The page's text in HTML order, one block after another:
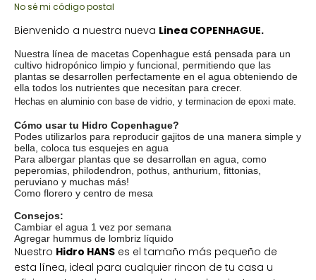
No sé mi código postal
Bienvenido a nuestra nueva Linea COPENHAGUE.
Nuestra línea de macetas Copenhague está pensada para un
cultivo hidropónico limpio y funcional, permitiendo que las
plantas se desarrollen perfectamente en el agua obteniendo de
ella todos los nutrientes que necesitan para crecer.
Hechas en aluminio con base de vidrio, y terminacion de epoxi mate.
Cómo usar tu Hidro Copenhague?
Podes utilizarlos para reproducir gajitos de una manera simple y
bella, coloca tus esquejes en agua
Para albergar plantas que se desarrollan en agua, como
peperomias, philodendron, pothus, anthurium, fittonias,
peruviano y muchas más!
Como florero y centro de mesa
Consejos:
Cambiar el agua 1 vez por semana
Agregar hummus de lombriz líquido
Nuestro Hidro HANS es el tamaño más pequeño de
esta línea, ideal para cualquier rincon de tu casa u